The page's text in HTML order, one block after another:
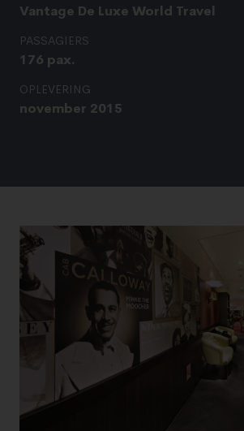
Vantage De Luxe World Travel
PASSAGIERS
176 pax.
OPLEVERING
november 2015